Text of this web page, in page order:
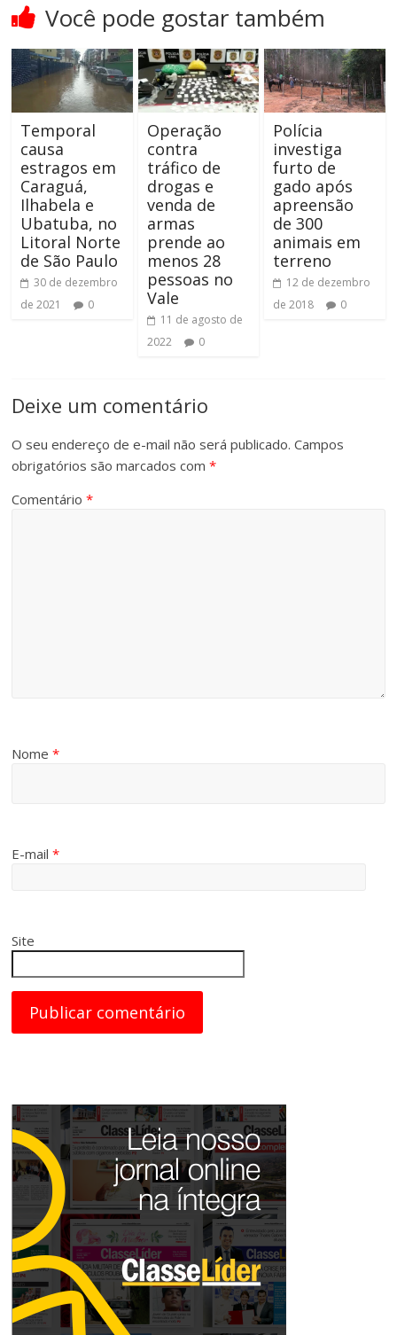
Você pode gostar também
Temporal
causa
estragos em
Caraguá,
Ilhabela e
Ubatuba, no
Litoral Norte
de São Paulo
30 de dezembro
de 2021
0
Operação
contra
tráfico de
drogas e
venda de
armas
prende ao
menos 28
pessoas no
Vale
11 de agosto de
2022
0
Polícia
investiga
furto de
gado após
apreensão
de 300
animais em
terreno
12 de dezembro
de 2018
0
Deixe um comentário
O seu endereço de e-mail não será publicado. Campos
obrigatórios são marcados com*
Comentário*
Nome*
E-mail*
Site